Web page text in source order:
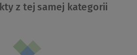
z tej samej kategorii